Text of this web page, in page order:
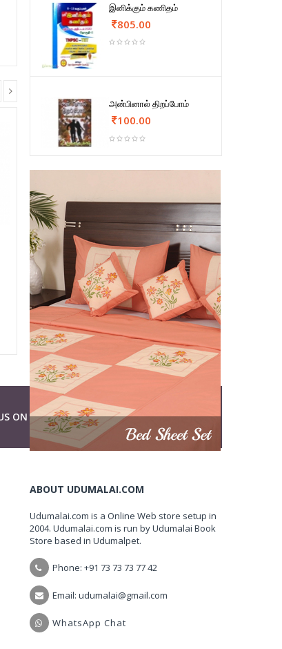
இனிக்கும் கணிதம்
805.00
அன்பினால் திறப்போம்
100.00
ON
ABOUT UDUMALAI.COM
Udumalai.com is a Online Web store setup in
2004. Udumalai.com is run by Udumalai Book
Store based in Udumalpet.
Phone: +91 73 73 73 77 42
Email: udumalai@gmail.com
WhatsApp Chat